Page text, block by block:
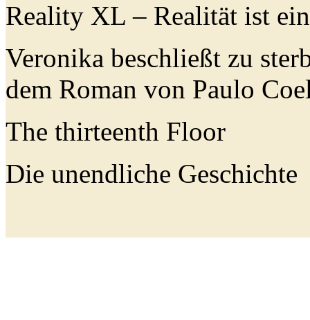
Reality XL – Realität ist
Veronika
dem Roman von Paulo
The thirteenth Floor
Die unendliche Geschichte